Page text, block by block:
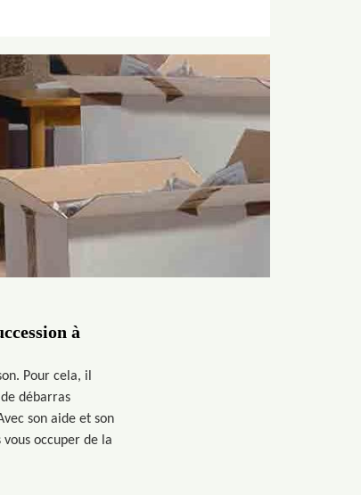
à
Pour cela, il
débarras
son aide et son
occuper de la